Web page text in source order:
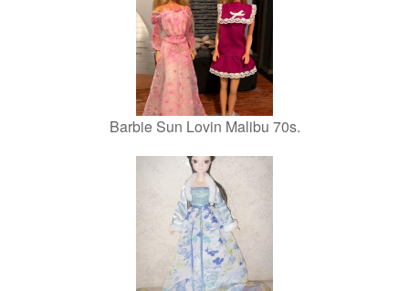
Barbie Sun Lovin Malibu 70s.